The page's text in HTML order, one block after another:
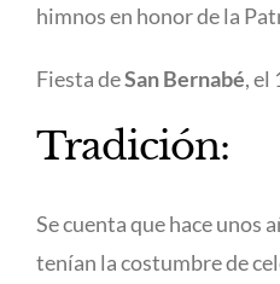
himnos en honor de la
Fiesta deSan Bernabé, el
Tradición:
Se cuenta que hace unos
tenían la costumbre de